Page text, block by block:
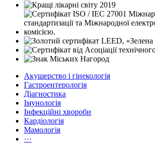
Акушерство і гінекологія
Гастроентерологія
Діагностика
Імунологія
Інфекційні хвороби
Кардіологія
Мамологія
···